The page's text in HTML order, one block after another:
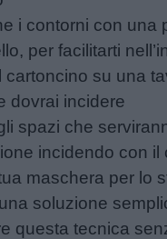
i contorni con una
per facilitarti
cartoncino su una
dovrai incidere
spazi che
incidendo con il
maschera per lo
soluzione
questa tecnica